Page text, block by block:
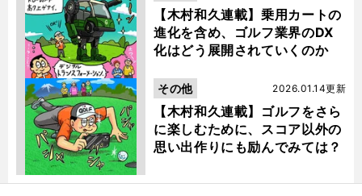
【木村和久連載】乗用カートの
進化を含め、ゴルフ業界のDX
化はどう展開されていくのか
【木村和久連載】ゴルフをさら
に楽しむために、スコア以外の
思い出作りにも励んでみては？
2026.01.14更新
その他